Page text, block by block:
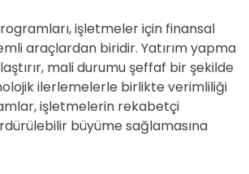
işletmeler için finansal
araçlardan biridir. Yatırım yapma
mali durumu şeffaf bir şekilde
ilerlemelerle birlikte verimliliği
işletmelerin rekabetçi
büyüme sağlamasına